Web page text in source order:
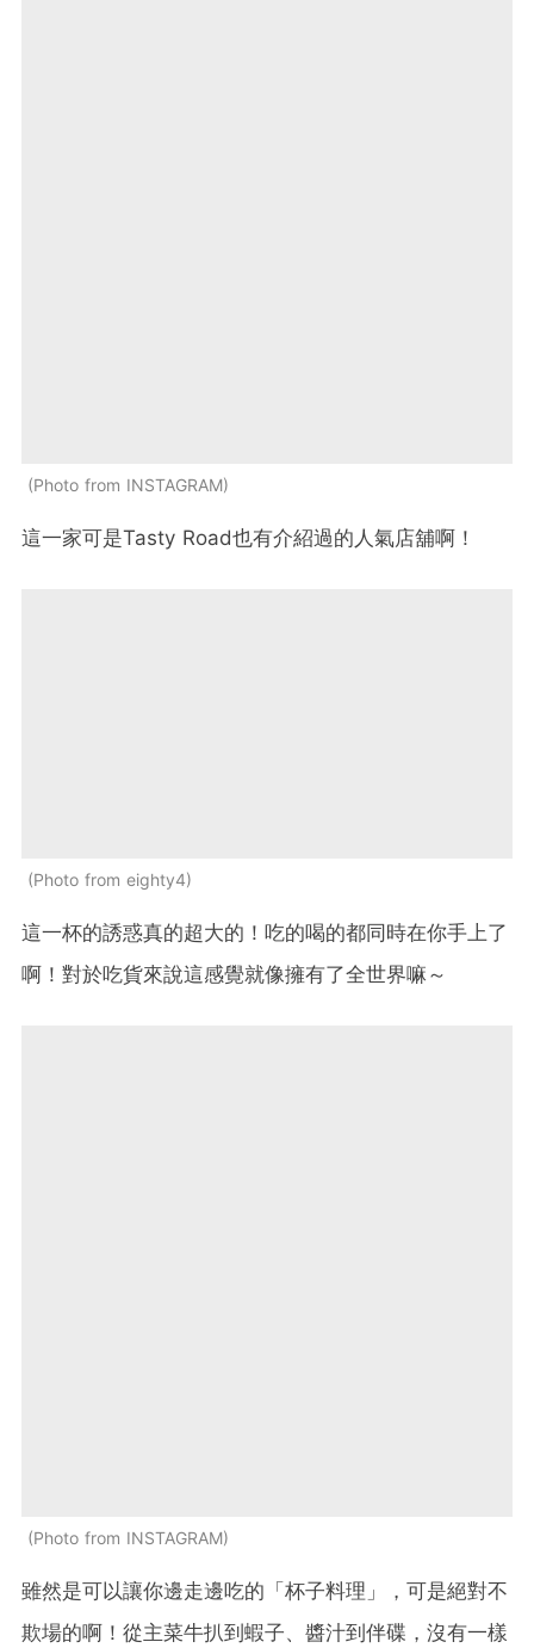
Photo from INSTAGRAM
這一家可是Tasty Road也有介紹過的人氣店舖啊！
Photo from eighty4
這一杯的誘惑真的超大的！吃的喝的都同時在你手上了
啊！對於吃貨來說這感覺就像擁有了全世界嘛～
Photo from INSTAGRAM
雖然是可以讓你邊走邊吃的「杯子料理」，可是絕對不
欺場的啊！從主菜牛扒到蝦子、醬汁到伴碟，沒有一樣